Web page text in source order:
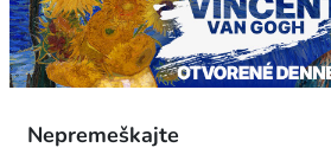
Nepremeškajte